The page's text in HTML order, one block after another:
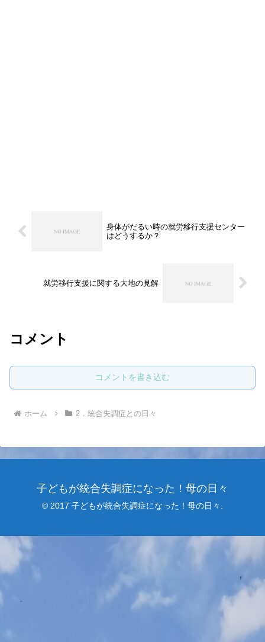
身体がだるい時の就労移行支援センター
はどうするか？
就労移行支援に関する大地の見解
コメント
コメントを書き込む
ホーム 2．統合失調症との日々
子どもが統合失調症になった！母の日々
© 2017 子どもが統合失調症になった！母の日々.